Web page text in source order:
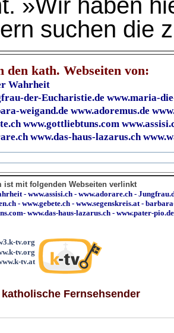
»Wir haben
suchen die
den kath. Webseiten von:
Wahrheit
der-Eucharistie.de www.maria-
weigand.de www.adoremus.de
www.gottliebtuns.com
www.das-haus-lazarus.ch
ist mit folgenden Webseiten verlinkt
- www.assisi.ch - www.adorare.ch -
- www.gebete.ch - www.segenskreis.at-
- www.das-haus-lazarus.ch - www.pater-pio.de
tv.org
tv.org
tv.at
katholische Fernsehsender